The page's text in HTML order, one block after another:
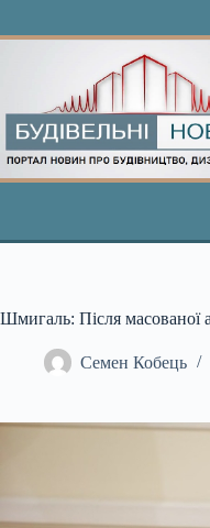
Шмигаль: Після масованої
Семен Кобець